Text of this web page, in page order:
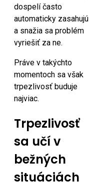
dospelí často
automaticky zasahujú
a snažia sa problém
vyriešiť za ne.
Práve v takýchto
momentoch sa však
trpezlivosť buduje
najviac.
Trpezlivosť
sa učí v
bežných
situáciách